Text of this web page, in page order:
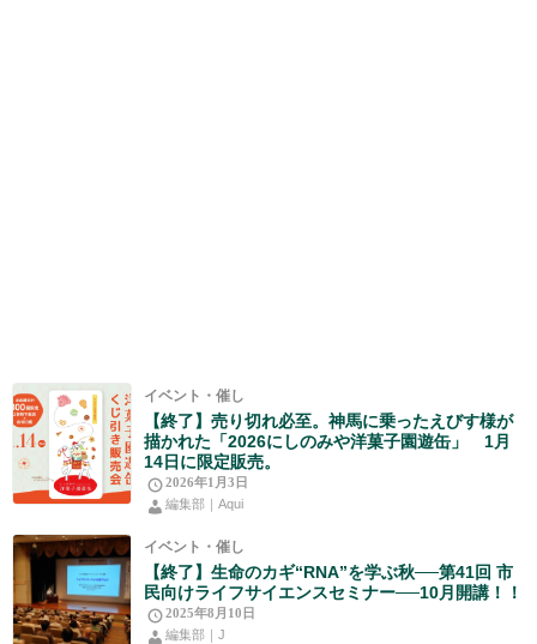
イベント・催し
【終了】売り切れ必至。神馬に乗ったえびす様が
描かれた「2026にしのみや洋菓子園遊缶」 1月
14日に限定販売。
2026年1月3日
編集部｜Aqui
イベント・催し
【終了】生命のカギ“RNA”を学ぶ秋──第41回 市
民向けライフサイエンスセミナー──10月開講！！
2025年8月10日
編集部｜J